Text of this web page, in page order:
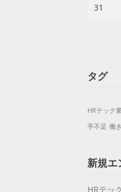
31
タグ
HRテック
手不足 働
新規エ
HRテッ